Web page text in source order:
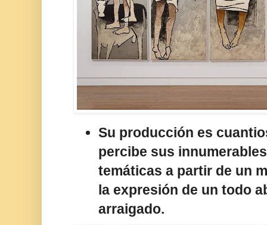
Su producción es
percibe sus
temáticas a partir de un
la expresión de un todo
arraigado.